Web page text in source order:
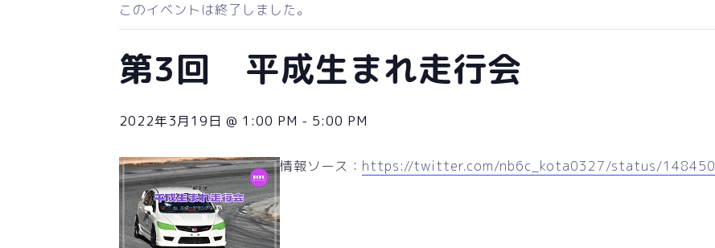
このイベントは終了しました。
第3回 平成生まれ走行会
2022年3月19日 @ 1:00 PM - 5:00 PM
情報ソース： https://twitter.com/nb6c_kota0327/status/